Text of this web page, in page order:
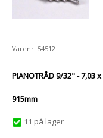
Varenr: 54512
PIANOTRÅD 9/32" - 7,03 x
915mm
11 på lager